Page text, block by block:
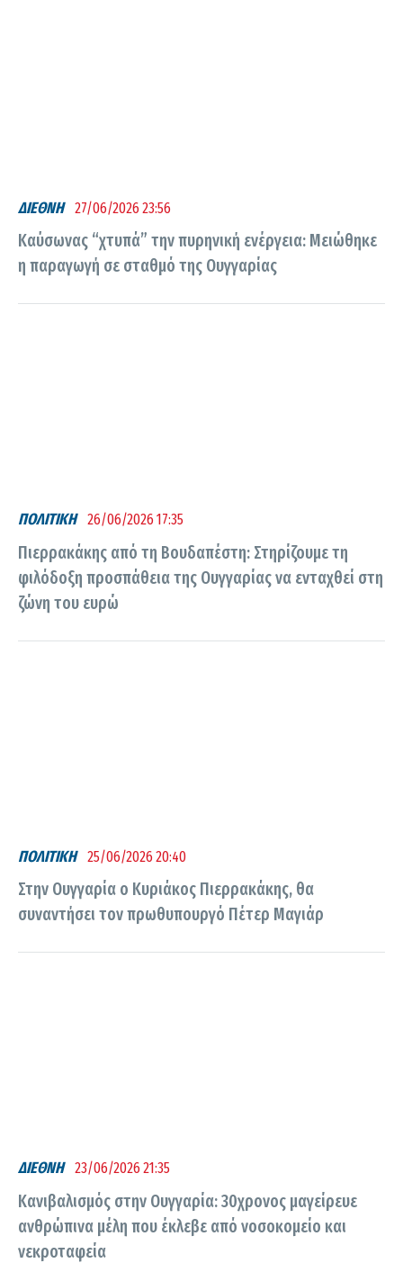
ΔΙΕΘΝΗ 27/06/2026 23:56
Καύσωνας “χτυπά” την πυρηνική ενέργεια: Μειώθηκε
η παραγωγή σε σταθμό της Ουγγαρίας
ΠΟΛΙΤΙΚΗ 26/06/2026 17:35
Πιερρακάκης από τη Βουδαπέστη: Στηρίζουμε τη
φιλόδοξη προσπάθεια της Ουγγαρίας να ενταχθεί στη
ζώνη του ευρώ
ΠΟΛΙΤΙΚΗ 25/06/2026 20:40
Στην Ουγγαρία ο Κυριάκος Πιερρακάκης, θα
συναντήσει τον πρωθυπουργό Πέτερ Μαγιάρ
ΔΙΕΘΝΗ 23/06/2026 21:35
Κανιβαλισμός στην Ουγγαρία: 30χρονος μαγείρευε
ανθρώπινα μέλη που έκλεβε από νοσοκομείο και
νεκροταφεία